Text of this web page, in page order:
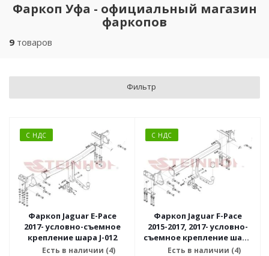
Фаркоп Уфа - официальный магазин
фаркопов
9 товаров
Фильтр
С НДС
Фаркоп Jaguar E-Pace
2017- условно-съемное
крепление шара J-012
Есть в наличии (4)
С НДС
Фаркоп Jaguar F-Pace
2015-2017, 2017- условно-
съемное крепление шара
J-014
Есть в наличии (4)